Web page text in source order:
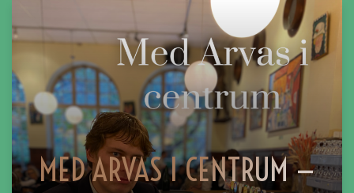
MED ARVAS I CENTRUM —